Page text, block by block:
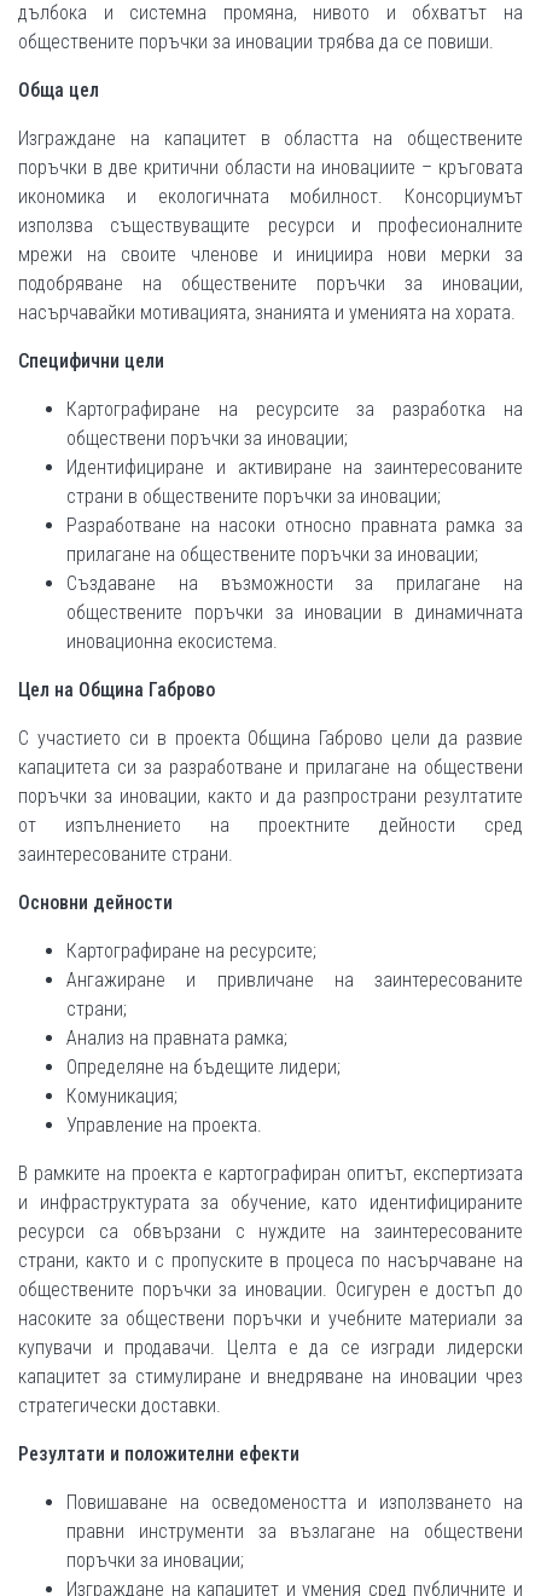
дълбока и системна промяна, нивото и обхватът на
обществените поръчки за иновации трябва да се повиши.
Обща цел
Изграждане на капацитет в областта на обществените
поръчки в две критични области на иновациите – кръговата
икономика и екологичната мобилност. Консорциумът
използва съществуващите ресурси и професионалните
мрежи на своите членове и инициира нови мерки за
подобряване на обществените поръчки за иновации,
насърчавайки мотивацията, знанията и уменията на хората.
Специфични цели
Картографиране на ресурсите за разработка на
обществени поръчки за иновации;
Идентифициране и активиране на заинтересованите
страни в обществените поръчки за иновации;
Разработване на насоки относно правната рамка за
прилагане на обществените поръчки за иновации;
Създаване на възможности за прилагане на
обществените поръчки за иновации в динамичната
иновационна екосистема.
Цел на Община Габрово
С участието си в проекта Община Габрово цели да развие
капацитета си за разработване и прилагане на обществени
поръчки за иновации, както и да разпространи резултатите
от изпълнението на проектните дейности сред
заинтересованите страни.
Основни дейности
Картографиране на ресурсите;
Ангажиране и привличане на заинтересованите
страни;
Анализ на правната рамка;
Определяне на бъдещите лидери;
Комуникация;
Управление на проекта.
В рамките на проекта е картографиран опитът, експертизата
и инфраструктурата за обучение, като идентифицираните
ресурси са обвързани с нуждите на заинтересованите
страни, както и с пропуските в процеса по насърчаване на
обществените поръчки за иновации. Осигурен е достъп до
насоките за обществени поръчки и учебните материали за
купувачи и продавачи. Целта е да се изгради лидерски
капацитет за стимулиране и внедряване на иновации чрез
стратегически доставки.
Резултати и положителни ефекти
Повишаване на осведомеността и използването на
правни инструменти за възлагане на обществени
поръчки за иновации;
Изграждане на капацитет и умения сред публичните и